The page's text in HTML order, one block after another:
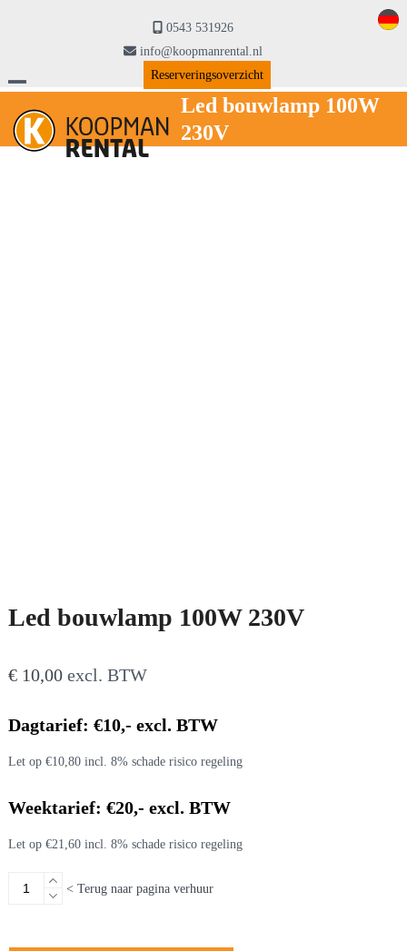
0543 531926
info@koopmanrental.nl
Reserveringsoverzicht
mobile
mobile
Led bouwlamp 100W
230V
Led bouwlamp 100W 230V
€10,00excl. BTW
Dagtarief: €10,- excl. BTW
Let op €10,80 incl. 8% schade risico regeling
Weektarief: €20,- excl. BTW
Let op €21,60 incl. 8% schade risico regeling
Led
bouwlamp
< Terug naar pagina verhuur